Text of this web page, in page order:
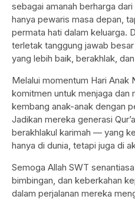
sebagai amanah berharga
hanya pewaris masa depan,
permata hati dalam keluarga.
terletak tanggung jawab
yang lebih baik, berakhlak,
Melalui momentum Hari Anak
komitmen untuk menjaga dan
kembang anak-anak dengan
Jadikan mereka generasi
berakhlakul karimah — yang
hanya di dunia, tetapi juga di
Semoga Allah SWT
bimbingan, dan keberkahan
dalam perjalanan mereka